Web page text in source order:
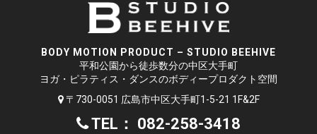
BODY MOTION PRODUCT – STUDIO BEEHIVE
平和公園から徒歩数分の中区大手町
ヨガ・ピラティス・ダンスのボディープロダクト空間
〒730-0051 広島市中区大手町1-5-21 1F&2F
TEL： 082-258-3418